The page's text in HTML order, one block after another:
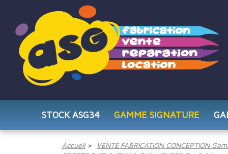
STOCK ASG34 GAMME SIGNATURE
Accueil
VENTE FABRICATION CONCEPTION